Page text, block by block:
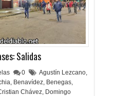
Salidas
0 Agustín Lezcano,
, Benavídez, Benegas,
Chávez, Domingo